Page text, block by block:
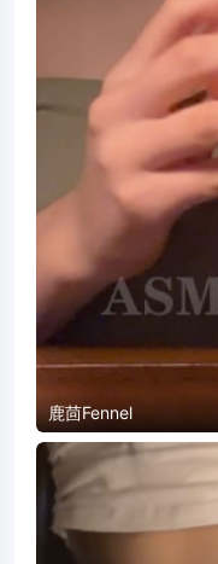
鹿茴Fennel